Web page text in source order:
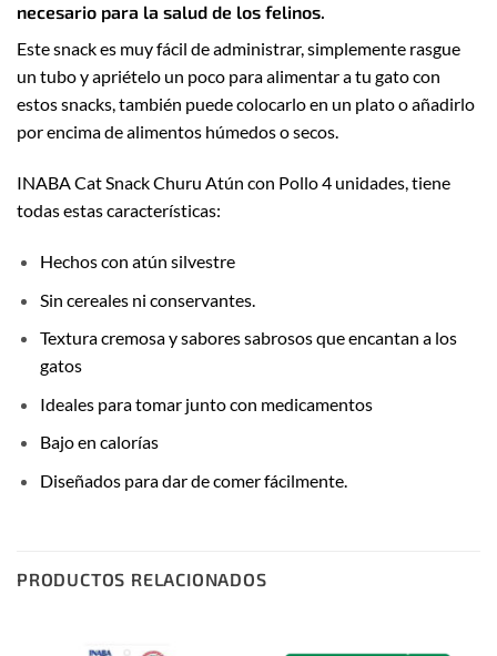
necesario para la salud de los felinos.
Este snack es muy fácil de administrar, simplemente rasgue
un tubo y apriételo un poco para alimentar a tu gato con
estos snacks, también puede colocarlo en un plato o añadirlo
por encima de alimentos húmedos o secos.
INABA Cat Snack Churu Atún con Pollo 4 unidades, tiene
todas estas características:
Hechos con atún silvestre
Sin cereales ni conservantes.
Textura cremosa y sabores sabrosos que encantan a los
gatos
Ideales para tomar junto con medicamentos
Bajo en calorías
Diseñados para dar de comer fácilmente.
PRODUCTOS RELACIONADOS